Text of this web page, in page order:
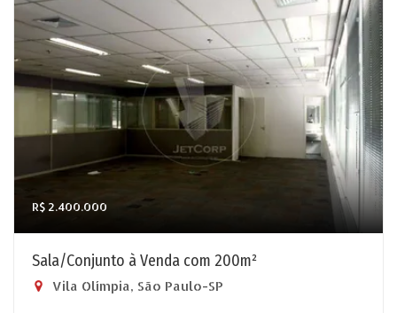
R$ 2.400.000
Sala/Conjunto à Venda com 200m²
Vila Olímpia, São Paulo-SP